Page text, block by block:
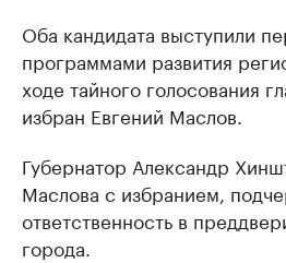
Оба кандидата выступили
программами развития
ходе тайного голосования
избран Евгений Маслов.
Губернатор Александр
Маслова с избранием,
ответственность в
города.